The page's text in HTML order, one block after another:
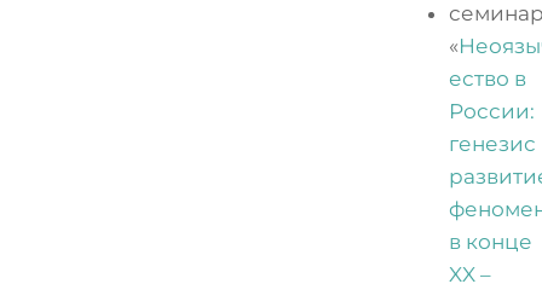
«
ество в
России:
генезис
в конце
XX –